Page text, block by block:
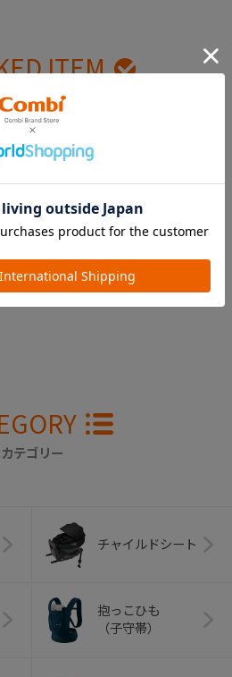
ITEM
近見た商品
カテゴリー
チャイルドシート
抱っこひも
（子守帯）